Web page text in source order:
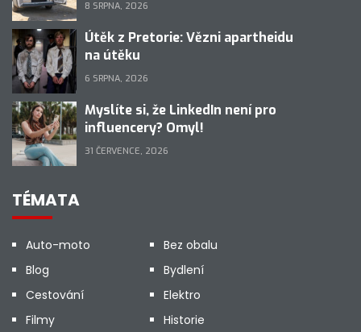
8 SRPNA, 2026
Útěk z Pretorie: Vězni apartheidu
na útěku
6 SRPNA, 2026
Myslíte si, že LinkedIn není pro
influencery? Omyl!
31 ČERVENCE, 2026
TÉMATA
Auto-moto
Bez obalu
Blog
Bydlení
Cestování
Elektro
Filmy
Historie